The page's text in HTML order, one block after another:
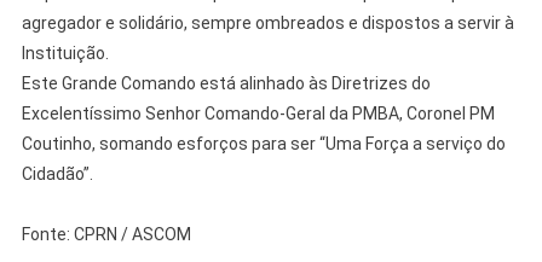
agregador e solidário, sempre ombreados e dispostos a servir à
Instituição.
Este Grande Comando está alinhado às Diretrizes do
Excelentíssimo Senhor Comando-Geral da PMBA, Coronel PM
Coutinho, somando esforços para ser “Uma Força a serviço do
Cidadão”.
Fonte: CPRN / ASCOM